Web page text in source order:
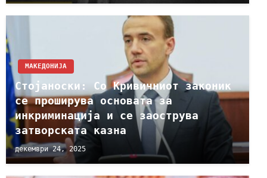
МАКЕДОНИЈА
Стојаноски: Со Кривичниот законик
се проширува основата за
инкриминација и се заострува
затворската казна
декември 24, 2025